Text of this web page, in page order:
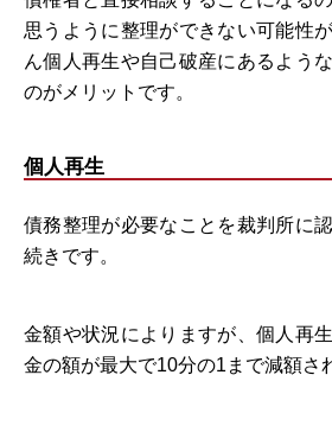
思うように整理ができない可能性
ん個人再生や自己破産にあるよう
のがメリットです。
個人再生
債務整理が必要なことを裁判所に
続きです。
金額や状況によりますが、個人再
金の額が最大で10分の1まで減額さ